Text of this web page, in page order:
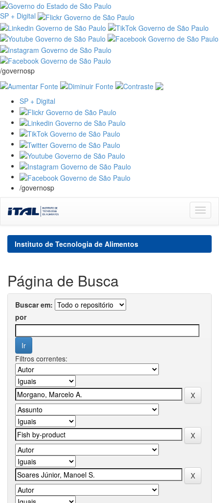
SP + Digital
/governosp
SP + Digital
/governosp
navigation
Instituto de Tecnologia de Alimentos
Página de Busca
Buscar em:
por
Filtros correntes: